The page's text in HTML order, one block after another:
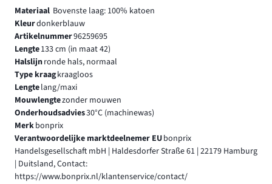
Materiaal Bovenste laag: 100% katoen
Kleurdonkerblauw
Artikelnummer96259695
Lengte133 cm (in maat 42)
Halslijnronde hals, normaal
Type kraagkraagloos
Lengtelang/maxi
Mouwlengtezonder mouwen
Onderhoudsadvies30°C (machinewas)
Merkbonprix
Verantwoordelijke marktdeelnemer EUbonprix
Handelsgesellschaft mbH | Haldesdorfer Straße 61 | 22179 Hamburg
| Duitsland, Contact:
https://www.bonprix.nl/klantenservice/contact/